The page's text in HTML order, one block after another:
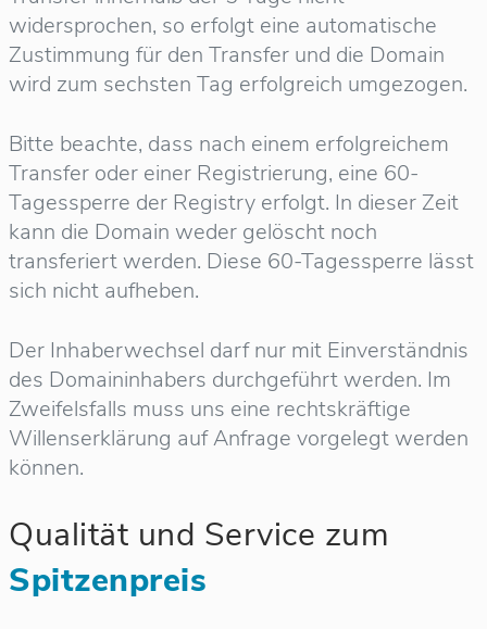
widersprochen, so erfolgt eine automatische
Zustimmung für den Transfer und die Domain
wird zum sechsten Tag erfolgreich umgezogen.
Bitte beachte, dass nach einem erfolgreichem
Transfer oder einer Registrierung, eine 60-
Tagessperre der Registry erfolgt. In dieser Zeit
kann die Domain weder gelöscht noch
transferiert werden. Diese 60-Tagessperre lässt
sich nicht aufheben.
Der Inhaberwechsel darf nur mit Einverständnis
des Domaininhabers durchgeführt werden. Im
Zweifelsfalls muss uns eine rechtskräftige
Willenserklärung auf Anfrage vorgelegt werden
können.
Qualität und Service zum
Spitzenpreis